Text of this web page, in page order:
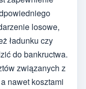
losowe,
ładunku czy
do bankructwa.
związanych z
nawet kosztami